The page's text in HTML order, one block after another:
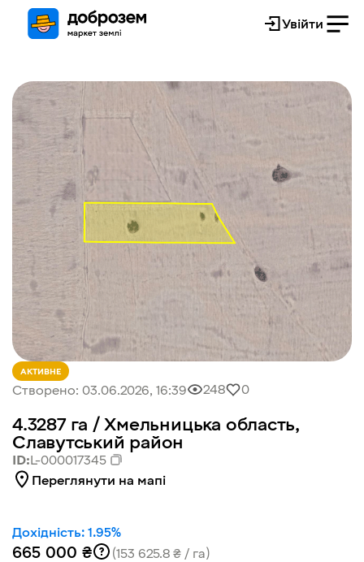
Увійти
АКТИВНЕ
Створено: 03.06.2026, 16:39 248 0
4.3287га / Хмельницька область,
Славутський район
ID:L-000017345
Переглянути на мапі
Дохідність: 1.95%
665 000 ₴ (153 625.8 ₴ / га)